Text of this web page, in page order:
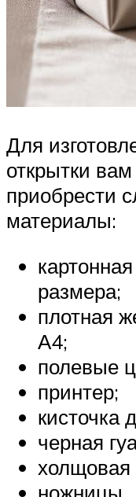
Для
открытки
приобрести
материалы:
размера;
плотная
А4;
полевые
принтер;
кисточка
черная
холщовая